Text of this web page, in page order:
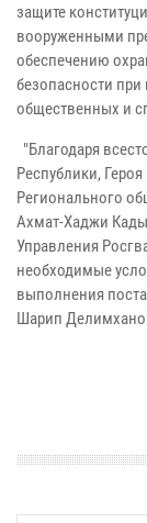
защите
вооруженными
обеспечению
безопасности
общественных и
"Благодаря
Республики,
Регионального
Ахмат-Хаджи
Управления
необходимые
выполнения
Шарип